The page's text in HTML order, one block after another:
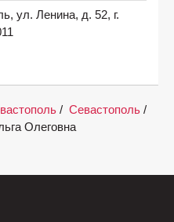
ул. Ленина, д. 52, г.
/ Севастополь /
Олеговна